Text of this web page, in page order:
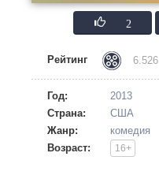
2
Рейтинг 6.526
Год:
2013
Страна:
США
Жанр:
комедия
Возраст:
16+